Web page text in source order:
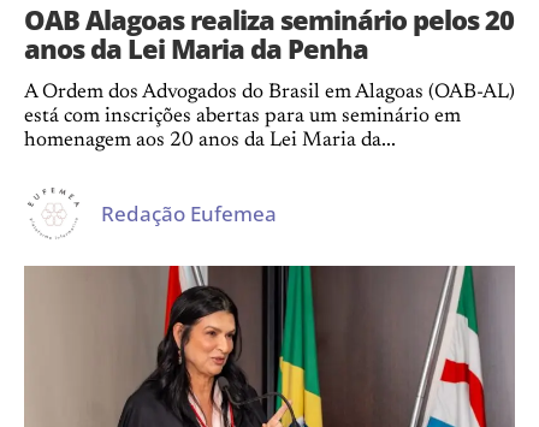
OAB Alagoas realiza seminário pelos 20
anos da Lei Maria da Penha
A Ordem dos Advogados do Brasil em Alagoas (OAB-AL)
está com inscrições abertas para um seminário em
homenagem aos 20 anos da Lei Maria da...
Redação Eufemea